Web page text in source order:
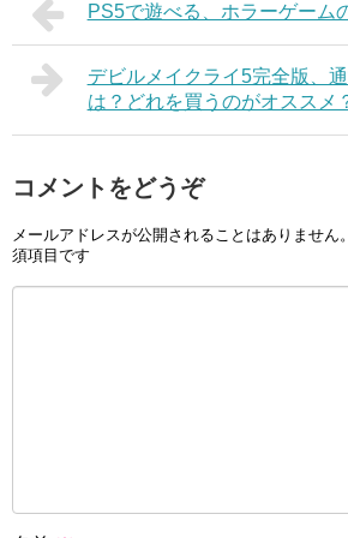
PS5で遊べる、ホラーゲーム
デビルメイクライ5完全版、
は？どれを買うのがオススメ
コメントをどうぞ
メールアドレスが公開されることはありません。
須項目です